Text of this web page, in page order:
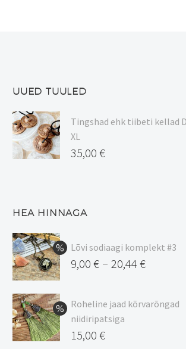
UUED TUULED
Tingshad ehk tiibeti kellad
XL
35,00 €
HEA HINNAGA
Lõvi sodiaagi komplekt #3
9,00 € – 20,44 €
9,00 €
kuni
20,44 €
Roheline jaad kõrvarõngad
niidiripatsiga
Algne
15,00 €